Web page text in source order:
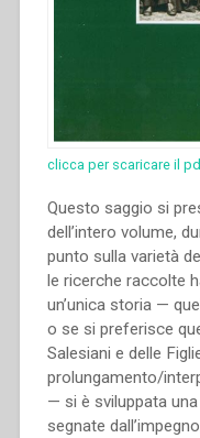
clicca per scaricare il
Questo saggio si
dell’intero volume,
punto sulla varietà
le ricerche raccolte
un’unica storia —
o se si preferisce
Salesiani e delle
prolungamento/
— si è sviluppata
segnate